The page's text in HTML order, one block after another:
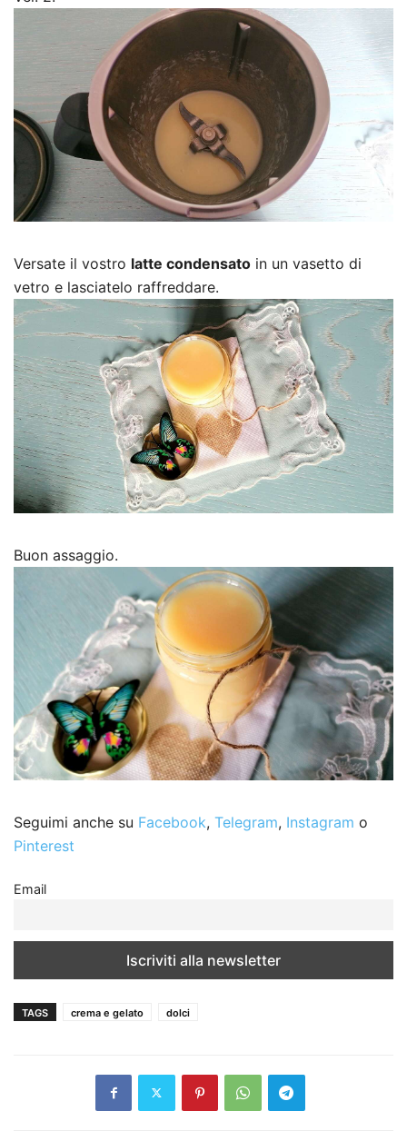
Versate il vostro latte condensato in un vasetto di
vetro e lasciatelo raffreddare.
Buon assaggio.
Seguimi anche su Facebook, Telegram, Instagram o
Pinterest
Email
TAGS crema e gelato dolci